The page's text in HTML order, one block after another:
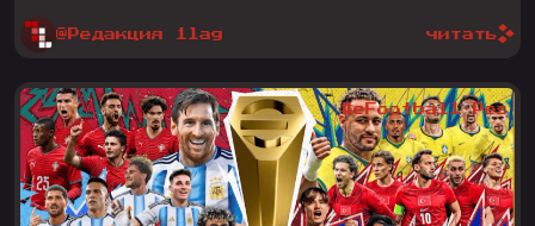
@Редакция 1lag читать
#eFootball Pes